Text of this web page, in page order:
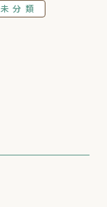
未分類